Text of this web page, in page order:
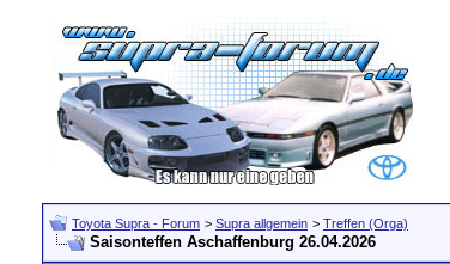
Toyota Supra - Forum > Supra allgemein > Treffen (Orga)
Saisonteffen Aschaffenburg 26.04.2026